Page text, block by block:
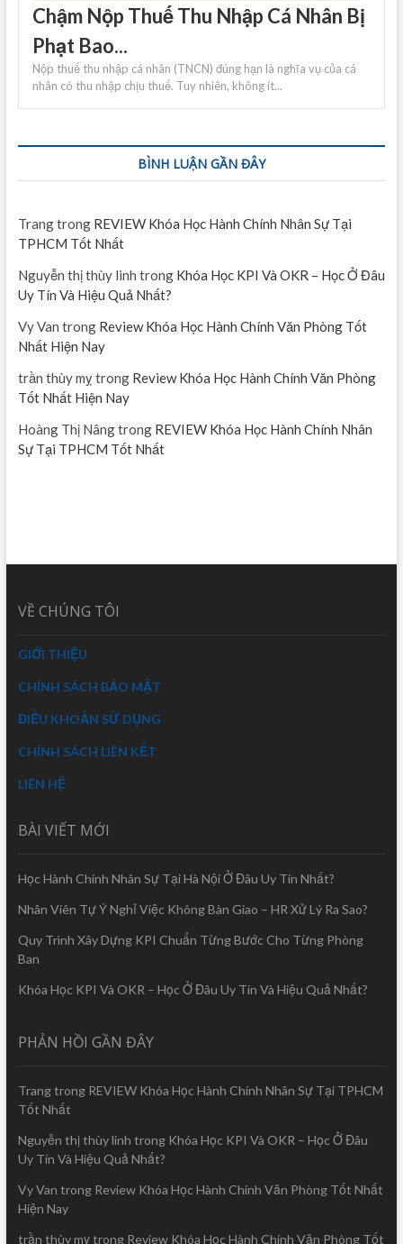
Chậm Nộp Thuế Thu Nhập Cá Nhân Bị
Phạt Bao...
Nộp thuế thu nhập cá nhân (TNCN) đúng hạn là nghĩa vụ của cá
nhân có thu nhập chịu thuế. Tuy nhiên, không ít...
BÌNH LUẬN GẦN ĐÂY
Trangtrong REVIEW Khóa Học Hành Chính Nhân Sự Tại
TPHCM Tốt Nhất
Nguyễn thị thùy linh trong Khóa Học KPI Và OKR – Học Ở Đâu
Uy Tín Và Hiệu Quả Nhất?
Vy Van trong Review Khóa Học Hành Chính Văn Phòng Tốt
Nhất Hiện Nay
trần thùy mỵ trong Review Khóa Học Hành Chính Văn Phòng
Tốt Nhất Hiện Nay
Hoàng Thị Nângtrong REVIEW Khóa Học Hành Chính Nhân
Sự Tại TPHCM Tốt Nhất
VỀ CHÚNG TÔI
GIỚI THIỆU
CHÍNH SÁCH BẢO MẬT
ĐIỀU KHOẢN SỬ DỤNG
CHÍNH SÁCH LIÊN KẾT
LIÊN HỆ
BÀI VIẾT MỚI
Học Hành Chính Nhân Sự Tại Hà Nội Ở Đâu Uy Tín Nhất?
Nhân Viên Tự Ý Nghỉ Việc Không Bàn Giao – HR Xử Lý Ra Sao?
Quy Trình Xây Dựng KPI Chuẩn Từng Bước Cho Từng Phòng
Ban
Khóa Học KPI Và OKR – Học Ở Đâu Uy Tín Và Hiệu Quả Nhất?
PHẢN HỒI GẦN ĐÂY
Trangtrong REVIEW Khóa Học Hành Chính Nhân Sự Tại TPHCM
Tốt Nhất
Nguyễn thị thùy linh trong Khóa Học KPI Và OKR – Học Ở Đâu
Uy Tín Và Hiệu Quả Nhất?
Vy Van trong Review Khóa Học Hành Chính Văn Phòng Tốt Nhất
Hiện Nay
trần thùy mỵtrong Review Khóa Học Hành Chính Văn Phòng Tốt